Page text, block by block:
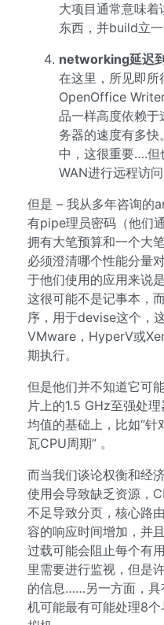
大项目通常意味
东西，并build立一
networking延迟
在这里，所见即所
OpenOffice
品一样高度依赖于
务器的速度有多
中，这很重要….但
WAN进行远程访问
但是 – 我从多年咨询的
有pipe理员密码（他们
拥有大笔预算和一个大
必须澄清哪个性能分量
于他们使用的应用来说是
这很可能不是记事本，
序，用于devise这个，
VMware，HyperV或
期执行。
但是他们并不知道它可
片上的1.5 GHz至强处
均值的基础上，比如“针
瓦CPU周期” 。
而当我们谈论权衡和经
使用会导致缺乏资源，
不足导致分页，核心路
容的响应时间增加，并
过载可能会阻止每个有
里需要进行监视，但是
的信息……另一方面，具
机可能最有可能处理8